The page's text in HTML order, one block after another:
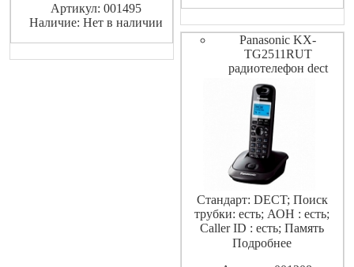
150 кв.м., совместим со
всеми операторами
Артикул: 001495
Наличие: Нет в наличии
Panasonic KX-
TG2511RUT
радиотелефон dect
Стандарт: DECT; Поиск
трубки: есть; АОН : есть;
Caller ID : есть; Память
принятых вызовов: 50
Подробнее